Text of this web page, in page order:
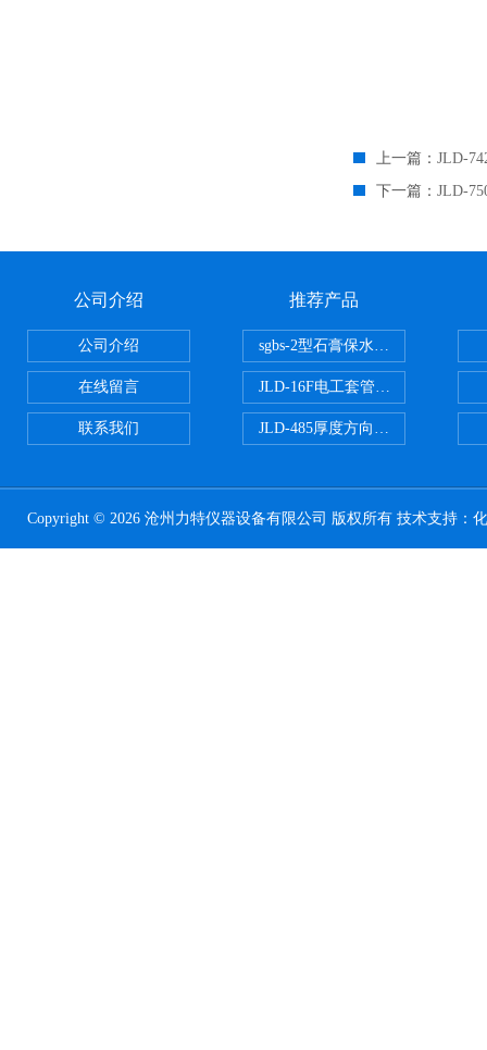
上一篇： JLD-
下一篇： JLD-
公司介绍
公司介绍
在线留言
联系我们
推荐产品
sgbs-2型石膏保水率测定仪粉刷
JLD-16F电工套管恒温水浴管材
JLD-485厚度方向性钢板拉伸试验
Copyright © 2026 沧州力特仪器设备有限公司 版权所有 技术支持：